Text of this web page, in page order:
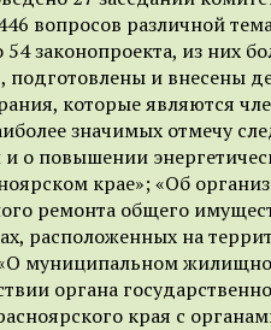
вопросов различной
законопроекта, из них
и внесены
которые являются
значимых отмечу
о повышении
крае»; «Об
ремонта общего
расположенных на
«О муниципальном
органа
края с